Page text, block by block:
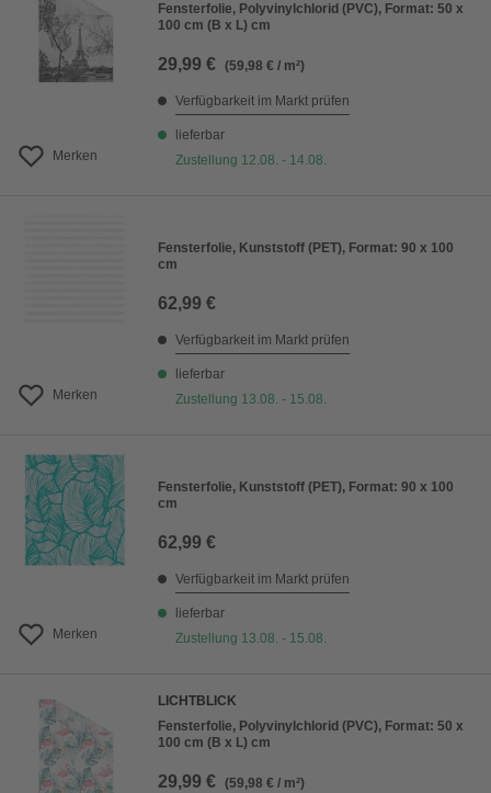
Merken
Fensterfolie, Polyvinylchlorid (PVC), Format: 50 x
100 cm (B x L) cm
29,99 € (59,98 € / m²)
Verfügbarkeit im Markt prüfen
lieferbar
Zustellung 12.08. - 14.08.
Merken
Fensterfolie, Kunststoff (PET), Format: 90 x 100
cm
62,99 €
Verfügbarkeit im Markt prüfen
lieferbar
Zustellung 13.08. - 15.08.
Merken
Fensterfolie, Kunststoff (PET), Format: 90 x 100
cm
62,99 €
Verfügbarkeit im Markt prüfen
lieferbar
Zustellung 13.08. - 15.08.
LICHTBLICK
Fensterfolie, Polyvinylchlorid (PVC), Format: 50 x
100 cm (B x L) cm
29,99 € (59,98 € / m²)